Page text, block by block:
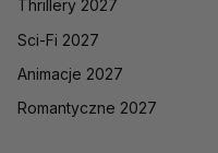
Thrillery 2027
Sci-Fi 2027
Animacje 2027
Romantyczne 2027